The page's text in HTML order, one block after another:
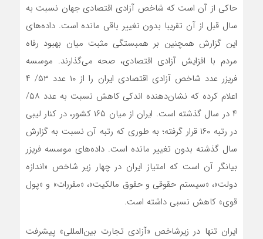
حاکی از آن است که شاخص آزادی اقتصادی جهان نسبت به
سال قبل ‌‌‌از آن تقریبا بدون تغییر باقی مانده است. داده‌‌‌های
این گزارش همچنین بر همبستگی مثبت میان بهبود رفاه
مردم با افزایش آزادی اقتصادی، صحه می‌‌‌گذارند. موسسه
فریزر عدد شاخص آزادی اقتصادی ایران را از ۱۰ عدد ۵۳/ ۴
اعلام کرده که نشان‌دهنده اندکی کاهش نسبت به عدد ۵۸/
۴ در سال گذشته است. ایران از میان ۱۶۵ کشور، در کنار لیبی
در رتبه ۱۶۰ قرار گرفته؛ به طوری که رتبه آن نسبت به گزارش
سال گذشته بدون تغییر مانده است. داده‌‌‌های موسسه فریزر
بیانگر آن است که امتیاز ایران در چهار زیر شاخص «اندازه
دولت»، «سیستم حقوقی و حقوق مالکیت»، «مقررات» و «پول
قوی» کاهش نسبی داشته است.
ایران تنها در زیرشاخص «آزادی تجارت بین‌المللی» پیشرفت